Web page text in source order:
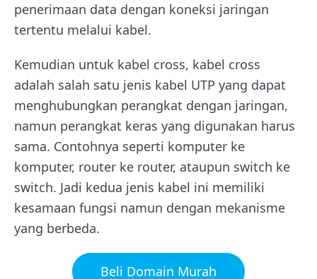
penerimaan data dengan koneksi jaringan
tertentu melalui kabel.
Kemudian untuk kabel cross, kabel cross
adalah salah satu jenis kabel UTP yang dapat
menghubungkan perangkat dengan jaringan,
namun perangkat keras yang digunakan harus
sama. Contohnya seperti komputer ke
komputer, router ke router, ataupun switch ke
switch. Jadi kedua jenis kabel ini memiliki
kesamaan fungsi namun dengan mekanisme
yang berbeda.
Beli Domain Murah